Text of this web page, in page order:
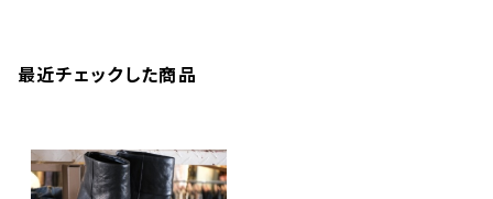
最近チェックした商品